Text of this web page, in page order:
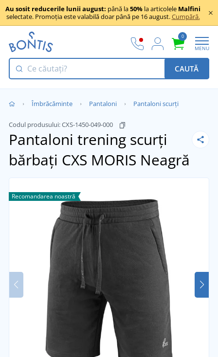
Au sosit reducerile lunii august: până la50% la articolele Malfini
selectate. Promoția este valabilă doar până pe 16 august.Cumpără.
0
MENU
CAUTĂ
Îmbrăcăminte Pantaloni Pantaloni scurți
Codul produsului:CXS-1450-049-000
Pantaloni trening scurți
bărbați CXS MORIS Neagră
Recomandarea noastră